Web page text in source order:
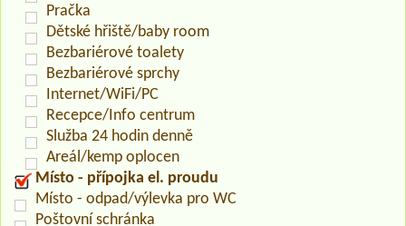
Pračka
Dětské hřiště/baby room
Bezbariérové toalety
Bezbariérové sprchy
Internet/WiFi/PC
Recepce/Info centrum
Služba 24 hodin denně
Areál/kemp oplocen
Místo - přípojka el. proudu
Místo - odpad/výlevka pro WC
Poštovní schránka